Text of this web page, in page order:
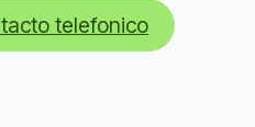
telefonico